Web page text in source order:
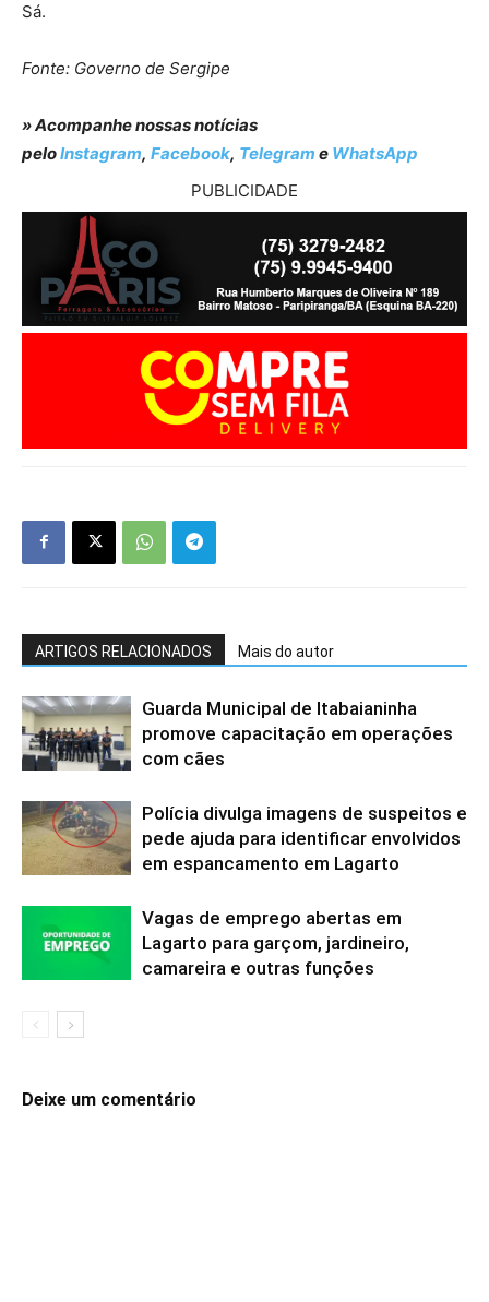
Sá.
Fonte: Governo de Sergipe
» Acompanhe nossas notícias
peloInstagram, Facebook, Telegram e WhatsApp
PUBLICIDADE
ARTIGOS RELACIONADOS Mais do autor
Guarda Municipal de Itabaianinha
promove capacitação em operações
com cães
Polícia divulga imagens de suspeitos e
pede ajuda para identificar envolvidos
em espancamento em Lagarto
Vagas de emprego abertas em
Lagarto para garçom, jardineiro,
camareira e outras funções
Deixe um comentário